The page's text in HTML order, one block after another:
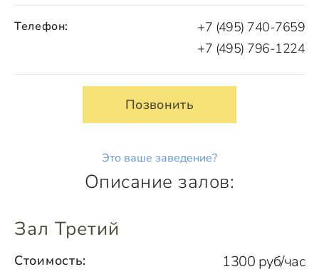
Телефон:
+7 (495) 740-7659
+7 (495) 796-1224
Позвонить
Это ваше заведение?
Описание залов:
Зал Третий
Стоимость: 1300 руб/час